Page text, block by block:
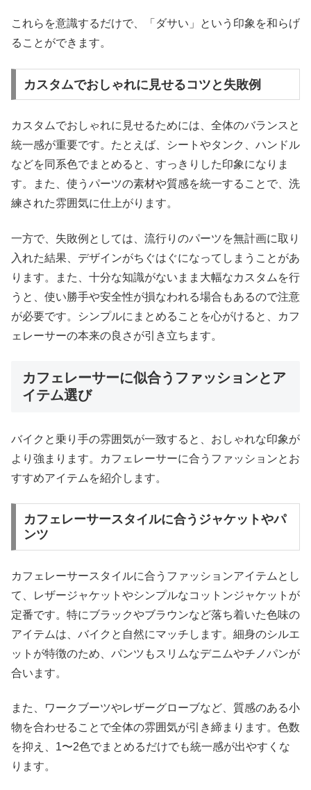
これらを意識するだけで、「ダサい」という印象を和らげ
ることができます。
カスタムでおしゃれに見せるコツと失敗例
カスタムでおしゃれに見せるためには、全体のバランスと
統一感が重要です。たとえば、シートやタンク、ハンドル
などを同系色でまとめると、すっきりした印象になりま
す。また、使うパーツの素材や質感を統一することで、洗
練された雰囲気に仕上がります。
一方で、失敗例としては、流行りのパーツを無計画に取り
入れた結果、デザインがちぐはぐになってしまうことがあ
ります。また、十分な知識がないまま大幅なカスタムを行
うと、使い勝手や安全性が損なわれる場合もあるので注意
が必要です。シンプルにまとめることを心がけると、カフ
ェレーサーの本来の良さが引き立ちます。
カフェレーサーに似合うファッションとア
イテム選び
バイクと乗り手の雰囲気が一致すると、おしゃれな印象が
より強まります。カフェレーサーに合うファッションとお
すすめアイテムを紹介します。
カフェレーサースタイルに合うジャケットやパ
ンツ
カフェレーサースタイルに合うファッションアイテムとし
て、レザージャケットやシンプルなコットンジャケットが
定番です。特にブラックやブラウンなど落ち着いた色味の
アイテムは、バイクと自然にマッチします。細身のシルエ
ットが特徴のため、パンツもスリムなデニムやチノパンが
合います。
また、ワークブーツやレザーグローブなど、質感のある小
物を合わせることで全体の雰囲気が引き締まります。色数
を抑え、1〜2色でまとめるだけでも統一感が出やすくな
ります。